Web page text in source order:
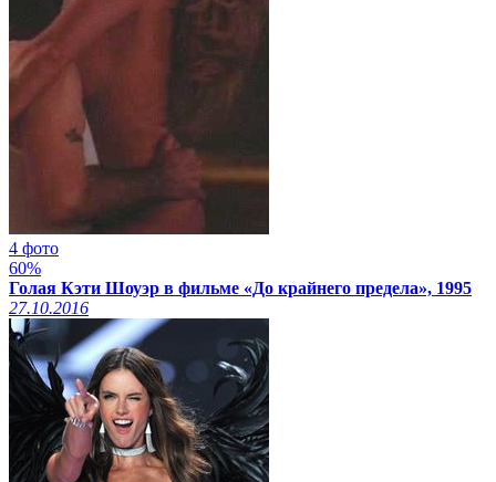
4 фото
60%
Голая Кэти Шоуэр в фильме «До крайнего предела», 1995
27.10.2016